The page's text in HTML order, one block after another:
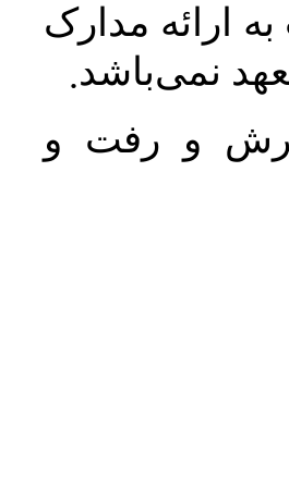
ارائه مدارک
نمی‌باشد.
و رفت و